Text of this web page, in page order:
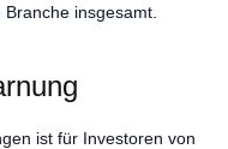
insgesamt.
ist für Investoren von